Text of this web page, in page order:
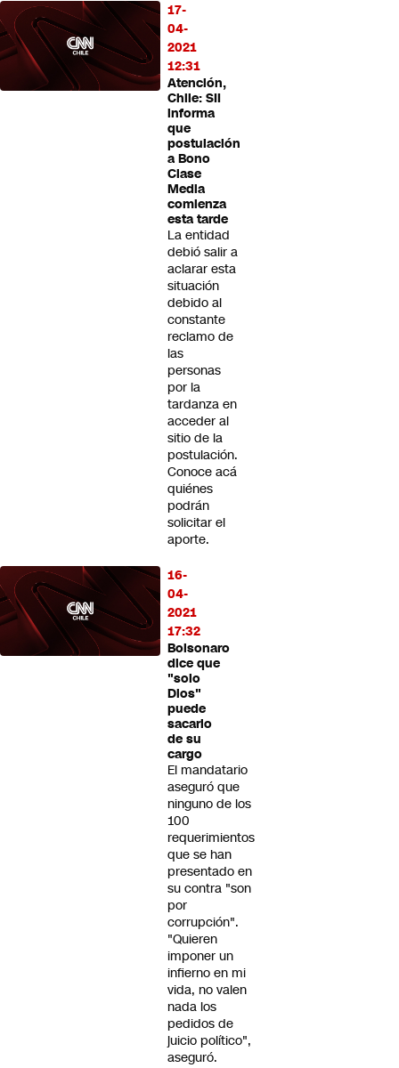
17-
04-
2021
12:31
Atención,
Chile: SII
informa
que
postulación
a Bono
Clase
Media
comienza
esta tarde
La entidad
debió salir a
aclarar esta
situación
debido al
constante
reclamo de
las
personas
por la
tardanza en
acceder al
sitio de la
postulación.
Conoce acá
quiénes
podrán
solicitar el
aporte.
16-
04-
2021
17:32
Bolsonaro
dice que
"solo
Dios"
puede
sacarlo
de su
cargo
El mandatario
aseguró que
ninguno de los
100
requerimientos
que se han
presentado en
su contra "son
por
corrupción".
"Quieren
imponer un
infierno en mi
vida, no valen
nada los
pedidos de
juicio político",
aseguró.